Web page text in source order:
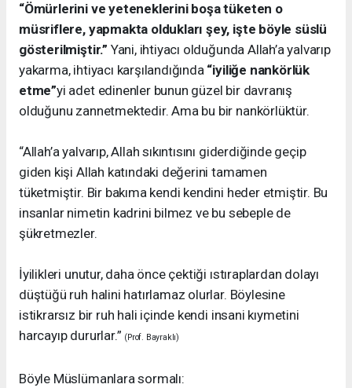
“Ömürlerini ve yeteneklerini boşa tüketen o
müsriflere, yapmakta oldukları şey, işte böyle süslü
gösterilmiştir.” Yani, ihtiyacı olduğunda Allah’a yalvarıp
yakarma, ihtiyacı karşılandığında “iyiliğe nankörlük
etme”yi adet edinenler bunun güzel bir davranış
olduğunu zannetmektedir. Ama bu bir nankörlüktür.
“Allah’a yalvarıp, Allah sıkıntısını giderdiğinde geçip
giden kişi Allah katındaki değerini tamamen
tüketmiştir. Bir bakıma kendi kendini heder etmiştir. Bu
insanlar nimetin kadrini bilmez ve bu sebeple de
şükretmezler.
İyilikleri unutur, daha önce çektiği ıstıraplardan dolayı
düştüğü ruh halini hatırlamaz olurlar. Böylesine
istikrarsız bir ruh hali içinde kendi insani kıymetini
harcayıp dururlar.” (Prof. Bayraklı)
Böyle Müslümanlara sormalı: